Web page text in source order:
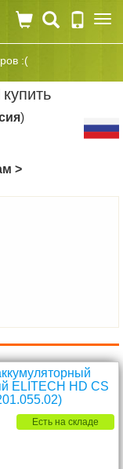
:(
)
>
ELITECH HD CS
Есть на складе